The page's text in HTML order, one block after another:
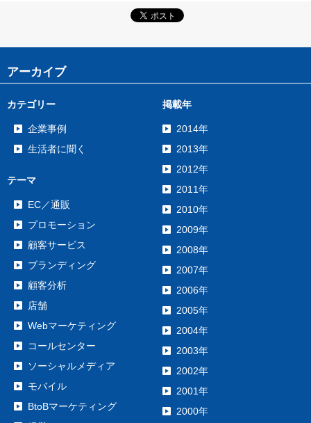
アーカイブ
カテゴリー
企業事例
生活者に聞く
テーマ
EC／通販
プロモーション
顧客サービス
ブランディング
顧客分析
店舗
Webマーケティング
コールセンター
ソーシャルメディア
モバイル
BtoBマーケティング
掲載年
2014年
2013年
2012年
2011年
2010年
2009年
2008年
2007年
2006年
2005年
2004年
2003年
2002年
2001年
2000年